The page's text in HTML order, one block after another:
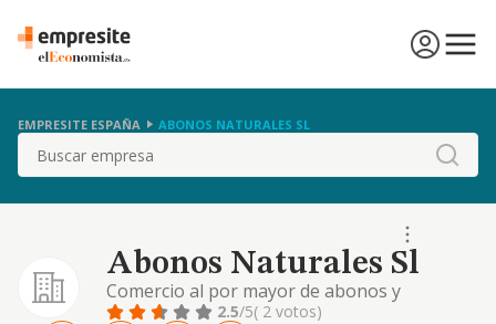
EMPRESITE ESPAÑA ABONOS NATURALES SL
Buscar
Abonos Naturales Sl
Comercio al por mayor de abonos y
enmiendas.
2.5/5( 2 votos)